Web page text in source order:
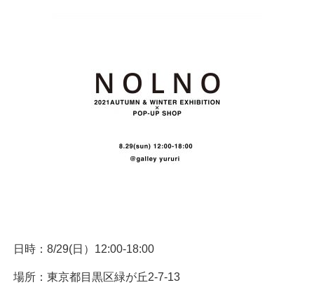
日時：8/29(日）12:00-18:00
場所：東京都目黒区緑が丘2-7-13